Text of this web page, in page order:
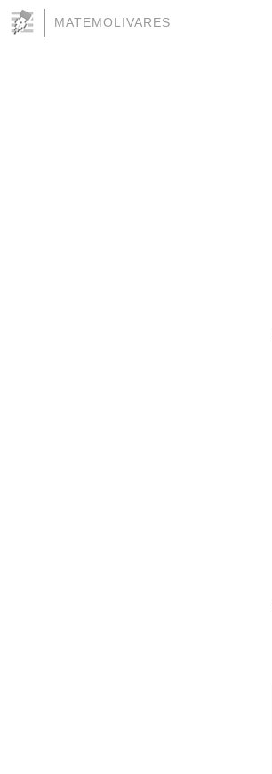
MATEMOLIVARES